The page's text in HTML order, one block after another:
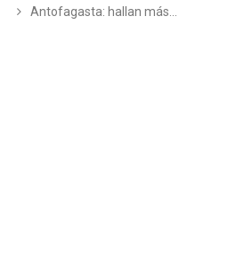
Antofagasta: hallan más…